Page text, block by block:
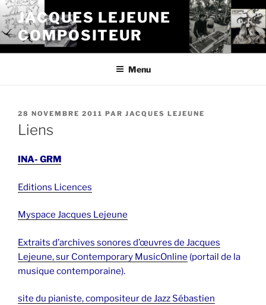
Aller
au
contenu
JACQUES LEJEUNE
COMPOSITEUR
Menu
PUBLIÉ
LE
28 NOVEMBRE 2011 PAR JACQUES LEJEUNE
Liens
INA- GRM
Editions Licences
Myspace Jacques Lejeune
Extraits d’archives sonores d’œuvres de Jacques
Lejeune, sur Contemporary MusicOnline (portail de la
musique contemporaine).
site du pianiste, compositeur de Jazz Sébastien